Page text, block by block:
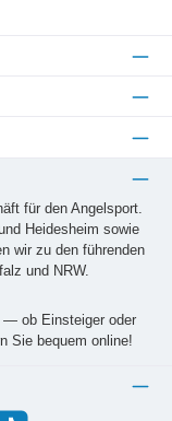
für den Angelsport.
Heidesheim sowie
wir zu den führenden
und NRW.
— ob Einsteiger oder
Sie bequem online!